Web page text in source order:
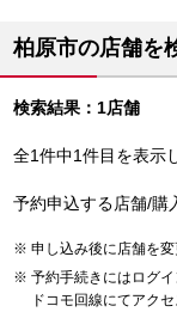
柏原市の店舗を
検索結果：1店舗
全1件中1件目を表示
予約申込する店舗/購
申し込み後に店舗を変
予約手続きにはログイ
ドコモ回線にてアク